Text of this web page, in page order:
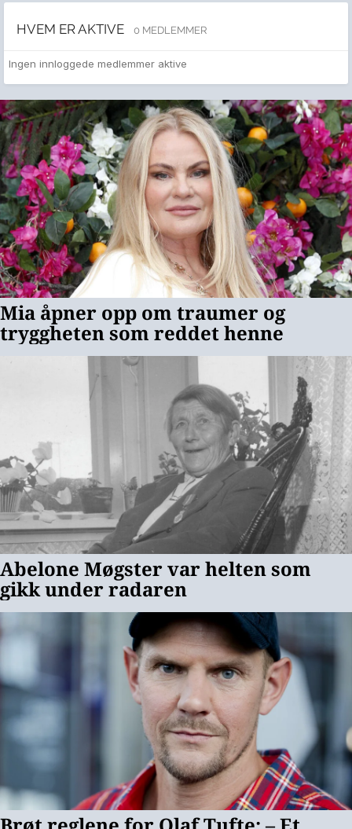
HVEM ER AKTIVE 0 MEDLEMMER
Ingen innloggede medlemmer aktive